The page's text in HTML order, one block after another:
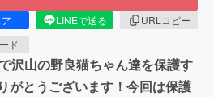
LINEで送る
URLコピー
ド
沢山の野良猫ちゃん達を保護す
がとうございます！今回は保護